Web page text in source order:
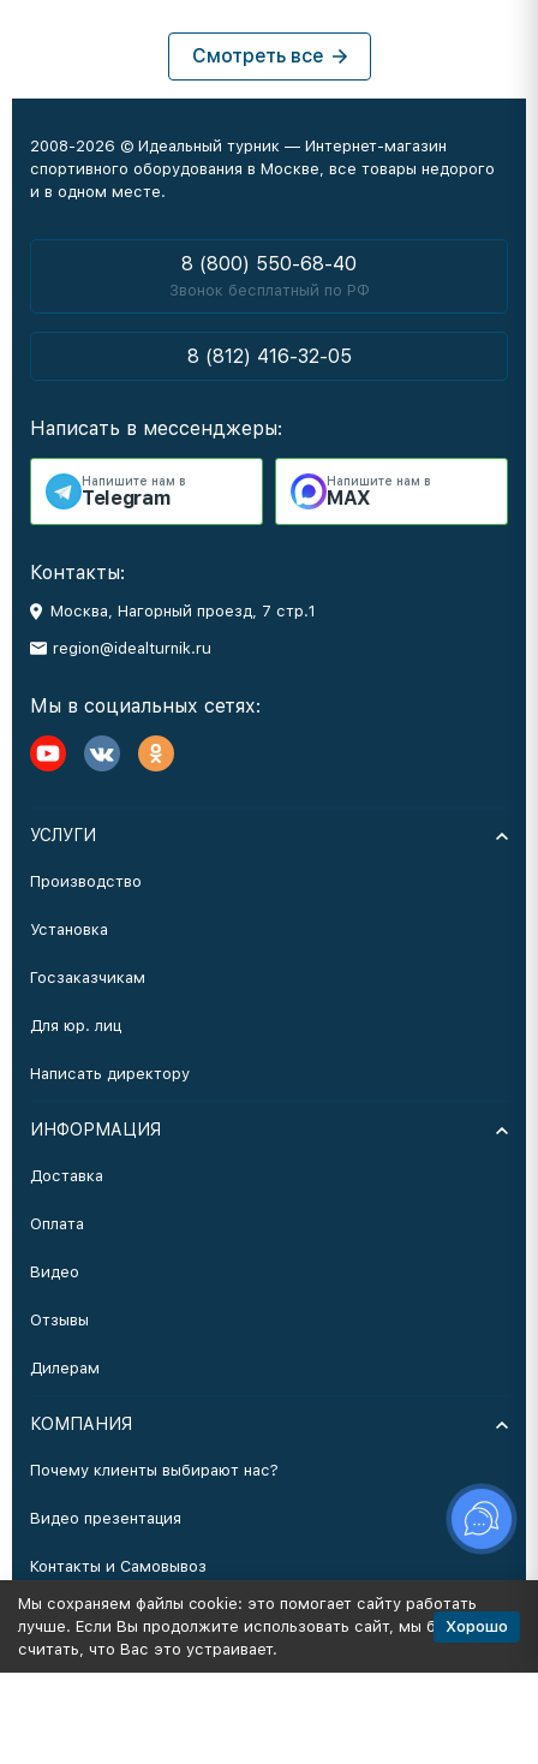
Смотреть все
2008-2026 © Идеальный турник — Интернет-магазин
спортивного оборудования в Москве, все товары недорого
и в одном месте.
8 (800) 550-68-40
Звонок бесплатный по РФ
8 (812) 416-32-05
Написать в мессенджеры:
Напишите нам в
Telegram
Напишите нам в
MAX
Контакты:
Москва, Нагорный проезд, 7 стр.1
region@idealturnik.ru
Мы в социальных сетях:
УСЛУГИ
Производство
Установка
Госзаказчикам
Для юр. лиц
Написать директору
ИНФОРМАЦИЯ
Доставка
Оплата
Видео
Отзывы
Дилерам
КОМПАНИЯ
Почему клиенты выбирают нас?
Видео презентация
Контакты и Самовывоз
Производство
Мы сохраняем файлы cookie: это помогает сайту работать
лучше. Если Вы продолжите использовать сайт, мы будем
считать, что Вас это устраивает.
Хорошо